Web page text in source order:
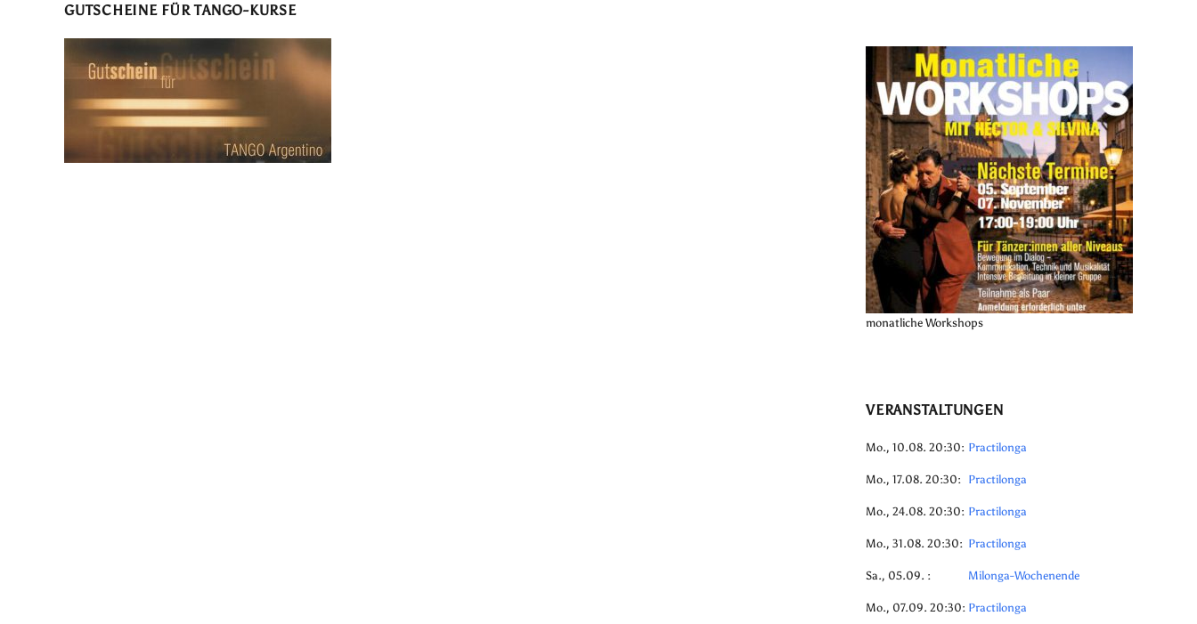
GUTSCHEINE FÜR TANGO-KURSE
monatliche Workshops
VERANSTALTUNGEN
Mo., 10.08. 20:30: Practilonga
Mo., 17.08. 20:30: Practilonga
Mo., 24.08. 20:30: Practilonga
Mo., 31.08. 20:30: Practilonga
Sa., 05.09. : Milonga-Wochenende
Mo., 07.09. 20:30: Practilonga